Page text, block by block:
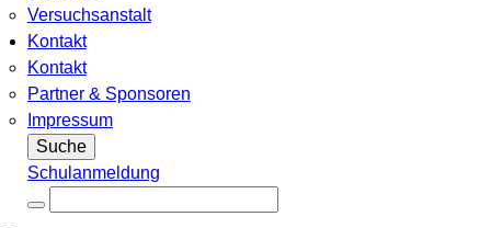
Versuchsanstalt
Kontakt
Kontakt
Partner & Sponsoren
Impressum
Suche
Schulanmeldung